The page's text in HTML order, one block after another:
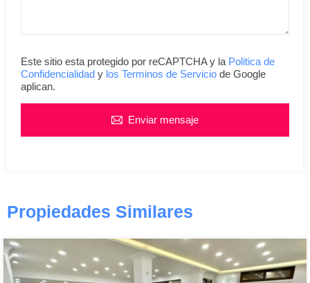
Este sitio esta protegido por reCAPTCHA y la Politica de
Confidencialidad y los Terminos de Servicio de Google
aplican.
Enviar mensaje
Propiedades Similares